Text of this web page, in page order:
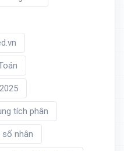
tích phân
nhân